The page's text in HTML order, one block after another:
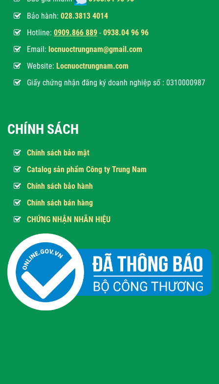
Bảo hành: 028.3813 4014
Hotline: 0909.866 889 - 0938.04 96 96
Email: locnuoctrungnam@gmail.com
Website: Locnuoctrungnam.com
Giấy chứng nhận đăng ký doanh nghiệp số : 0310000987
CHÍNH SÁCH
Chính sách bảo mật
Catalog sản phẩm Công ty Trung Nam
Chính sách bảo hành
Chính sách bán hàng
CHỨNG NHẬN NHÃN HIỆU